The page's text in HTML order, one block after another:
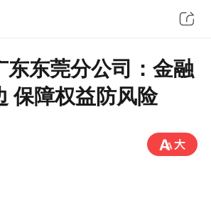
东东莞分公司：金融
保障权益防风险